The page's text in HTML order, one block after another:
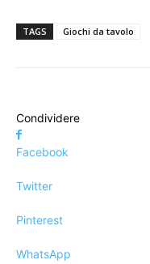
TAGS Giochi da tavolo
Condividere
Facebook
Twitter
Pinterest
WhatsApp